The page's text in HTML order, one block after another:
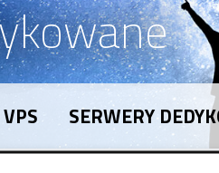
SERWERY